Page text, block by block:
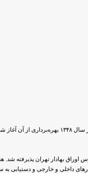
به سهامی عام تبدیل شد و از اسفند ۱۳۷۲ در
داخلی و خارجی و دستیابی